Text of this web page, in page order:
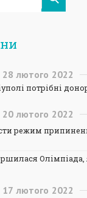
28 лютого 2022
потрібні
20 лютого 2022
режим
Олімпіада,
17 лютого 2022